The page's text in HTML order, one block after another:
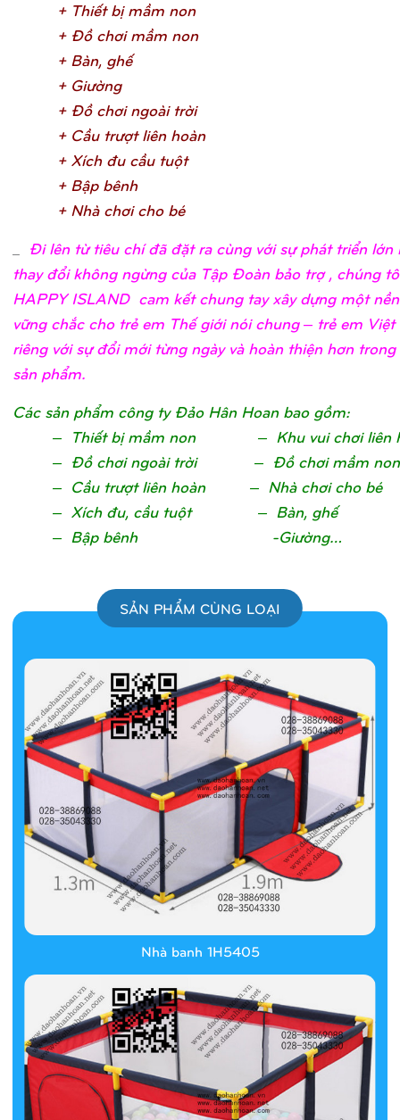
+ Thiết bịmầm non
+ Đồchơi mầm non
+ Bàn, ghế
+ Giường
+ Đồchơi ngoài trời
+ Cầu trượt liên hoàn
+ Xích đu cầu tuột
+ Bập bênh
+ Nhà chơi cho bé
Đi lên từ tiêu chí đã đặt ra cùng với sự phát triển lớn
thay đổi không ngừng của Tập Đoàn bảo trợ , chúng
HAPPY ISLAND cam kết chung tay xây dựng một
vững chắc cho trẻ em Thế giới nói chung – trẻ em
riêng với sự đổi mới từng ngày và hoàn thiện hơn
sản phẩm.
Các sản phẩm công ty Đảo Hân Hoan bao gồm:
– Thiết bị mầm non – Khu vui chơi liên
– Đồ chơi ngoài trời – Đồ chơi mầm non
– Cầu trượt liên hoàn – Nhà chơi cho bé
– Xích đu, cầu tuột – Bàn, ghế
– Bập bênh -Giường…
SẢN PHẨM CÙNG LOẠI
Nhà banh 1H5405